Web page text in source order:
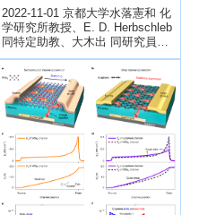
磁気共鳴（NMR）世界最
小線幅を実証～
2022-11-01 京都大学水落憲和 化
学研究所教授、E. D. Herbschleb
同特定助教、大木出 同研究員、
芳井義治 スミダ電機株式会社
Vice P...